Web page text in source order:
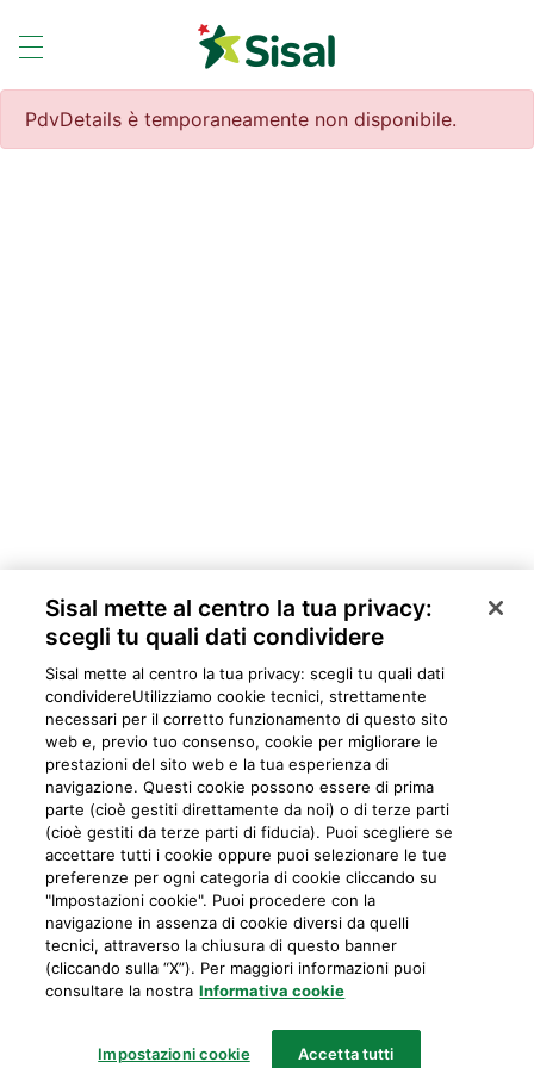
PdvDetails è temporaneamente non disponibile.
Privacy Cookie Mappa del sito Preferiti Iniziative
Programma
fedeltà
IL GIOCO È VIETATO AI MINORI E PUÒ CAUSARE DIPENDENZE PATOLOGICHE
Sisal mette al centro la tua privacy:
scegli tu quali dati condividere
Sisal mette al centro la tua privacy: scegli tu quali dati
condividere​Utilizziamo cookie tecnici, strettamente
necessari per il corretto funzionamento di questo sito
web e, previo tuo consenso, cookie per migliorare le
prestazioni del sito web e la tua esperienza di
navigazione. Questi cookie possono essere di prima
parte (cioè gestiti direttamente da noi) o di terze parti
(cioè gestiti da terze parti di fiducia). Puoi scegliere se
accettare tutti i cookie oppure puoi selezionare le tue
preferenze per ogni categoria di cookie cliccando su
"Impostazioni cookie". Puoi procedere con la
navigazione in assenza di cookie diversi da quelli
tecnici, attraverso la chiusura di questo banner
(cliccando sulla “X”). Per maggiori informazioni puoi
consultare la nostra Informativa cookie
Impostazioni cookie Accetta tutti